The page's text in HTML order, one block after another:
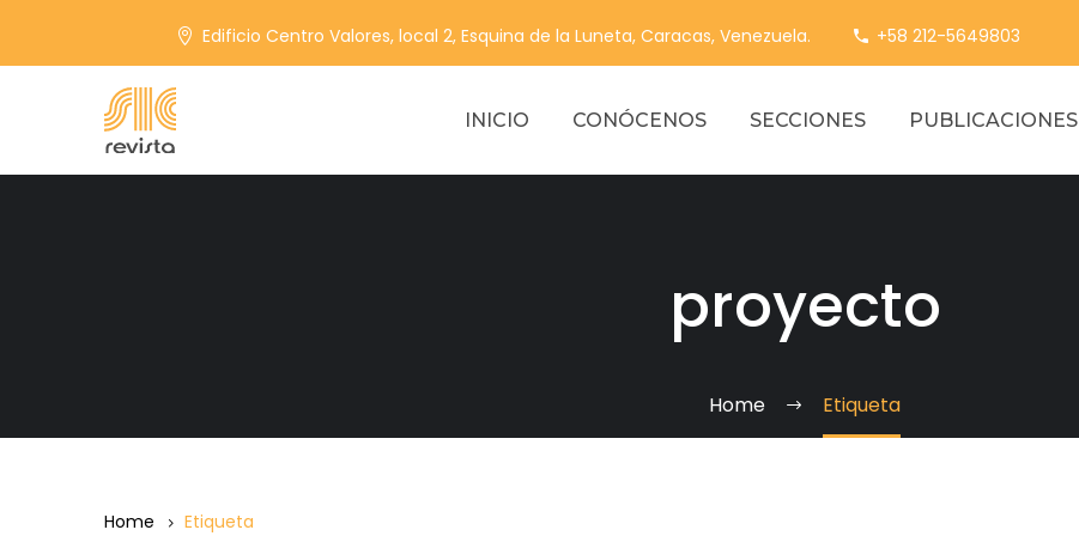
Edificio Centro Valores, local 2, Esquina de la Luneta, Caracas, Venezuela. +58 212-5649803
INICIO CONÓCENOS SECCIONES PUBLICACIONES
proyecto
Home Etiqueta
Home Etiqueta